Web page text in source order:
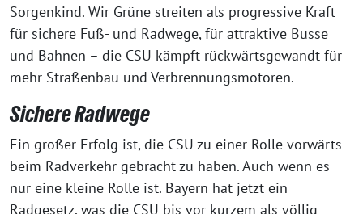
Sorgenkind. Wir Grüne streiten als progressive Kraft
für sichere Fuß- und Radwege, für attraktive Busse
und Bahnen – die CSU kämpft rückwärtsgewandt für
mehr Straßenbau und Verbrennungsmotoren.
Sichere Radwege
Ein großer Erfolg ist, die CSU zu einer Rolle vorwärts
beim Radverkehr gebracht zu haben. Auch wenn es
nur eine kleine Rolle ist. Bayern hat jetzt ein
Radgesetz, was die CSU bis vor kurzem als völlig